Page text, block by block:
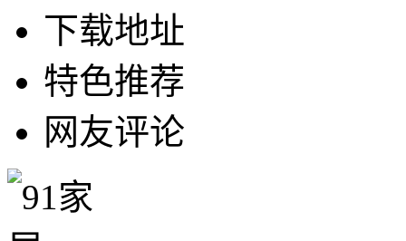
下载地址
特色推荐
网友评论